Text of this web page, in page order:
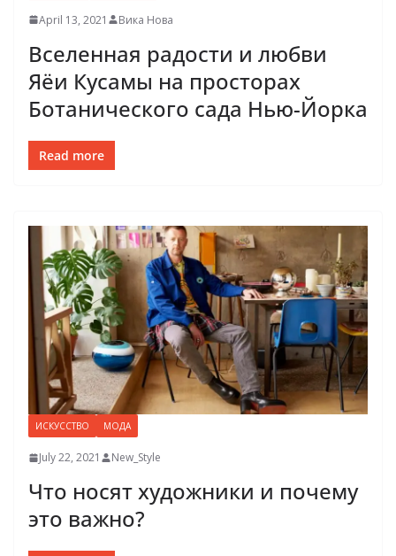
April 13, 2021 Вика Нова
Вселенная радости и любви
Яёи Кусамы на просторах
Ботанического сада Нью-Йорка
Read more
ИСКУССТВО МОДА
July 22, 2021 New_Style
Что носят художники и почему
это важно?